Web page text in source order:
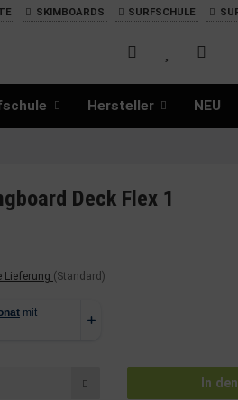
SKIMBOARDS SURFSCHULE
Hersteller NEU
Deck Flex 1
Lieferung (Standard)
In